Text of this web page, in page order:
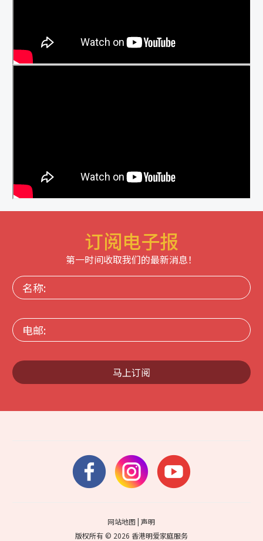
订阅电子报
第一时间收取我们的最新消息！
名
称:
电
邮:
马上订阅
网站地图 |声明
版权所有 © 2026 香港明爱家庭服务